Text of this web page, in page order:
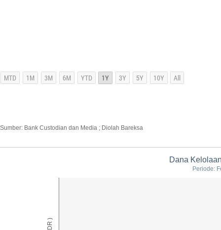
Sumber: Bank Custodian dan Media ; Diolah Bareksa
Dana
Periode: